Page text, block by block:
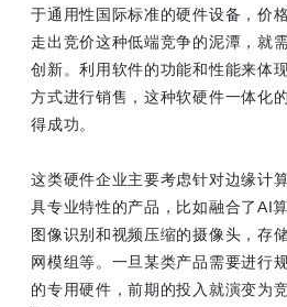
于通用性国际标准的硬件设备，价
走出竞价这种低端竞争的泥潭，就
创新。利用软件的功能和性能来体
方式进行销售，这种软硬件一体化
得成功。
这类硬件企业主要考虑针对边缘计
具专业特性的产品，比如融合了AI
图像识别和视频压缩的摄像头，存
网模组等。一旦某类产品需要进行
的专用硬件，前期的投入就演变为